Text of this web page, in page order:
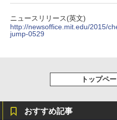
￥2,009
￥810
ニュースリリース(英文)
http://newsoffice.mit.edu/2015/
jump-0529
トップペ
おすすめ記事